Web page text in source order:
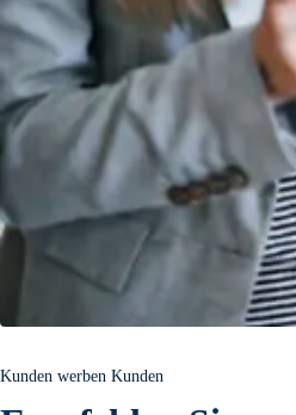
Kunden werben Kunden